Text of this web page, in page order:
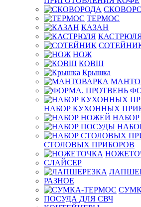
ТЕРМОС
КАЗАН
НОЖ
КОВШ
Крышка
НАБОР КУХОННЫХ
СТОЛОВЫХ ПРИБОРОВ
СЛАЙСЕР
РАЗНОЕ
ПОСУДА ДЛЯ СВЧ